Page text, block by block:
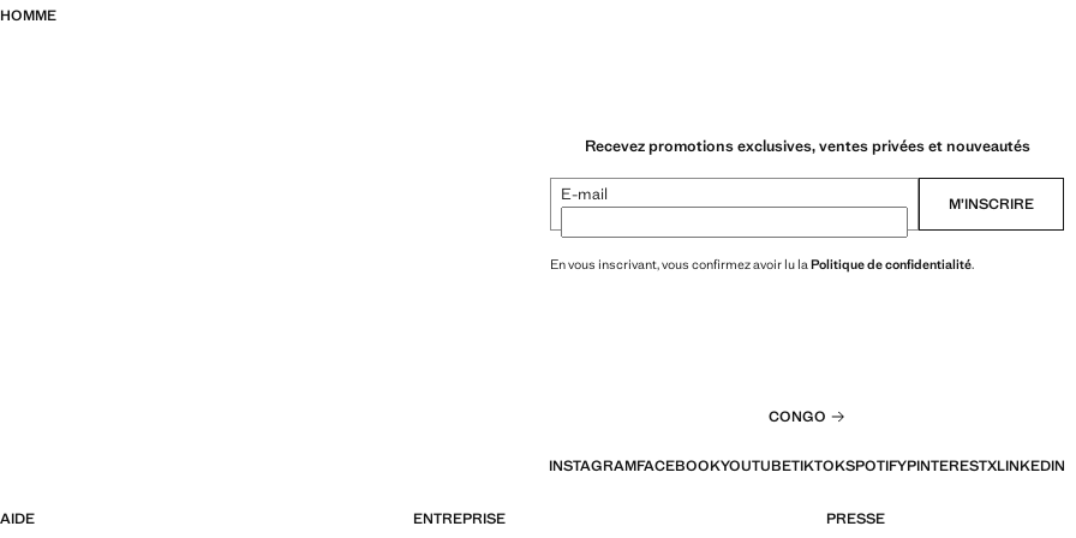
HOMME
Recevez promotions exclusives, ventes privées et nouveautés
E-mail M’INSCRIRE
En vous inscrivant, vous confirmez avoir lu laPolitique de confidentialité.
CONGO
INSTAGRAMFACEBOOKYOUTUBETIKTOKSPOTIFYPINTERESTXLINKEDIN
AIDE ENTREPRISE PRESSE